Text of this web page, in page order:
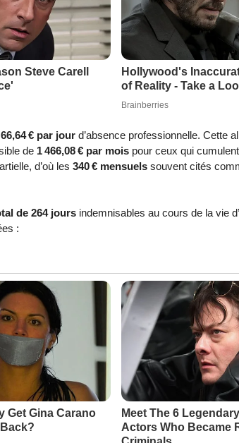
66,64 € par jour d’absence professionnelle. Cette
de 1 466,08 € par mois pour ceux qui
d’où les 340 € mensuels souvent cités
de 264 jours indemnisables au cours de la vie
: